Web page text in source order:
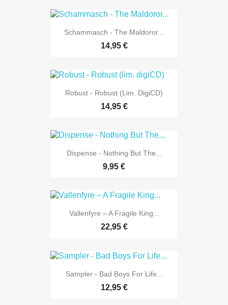
Schammasch - The Maldoror...
14,95 €
Robust - Robust (lim. DigiCD)
14,95 €
Dispense - Nothing But The...
9,95 €
Vallenfyre – A Fragile King...
22,95 €
Sampler - Bad Boys For Life...
12,95 €